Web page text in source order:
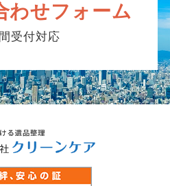
わせフォーム
受付対応